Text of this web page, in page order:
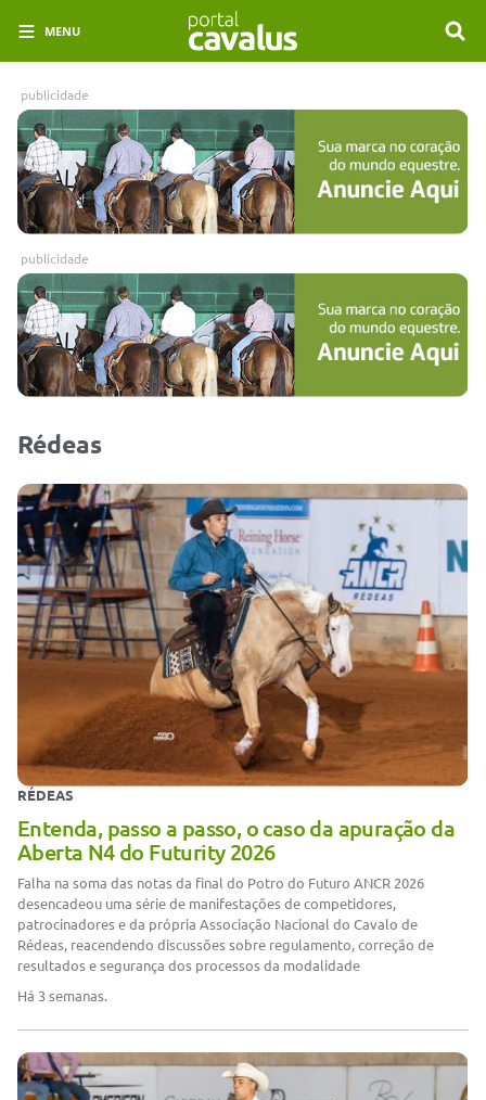
MENU
publicidade
publicidade
Rédeas
RÉDEAS
Entenda, passo a passo, o caso da apuração da
Aberta N4 do Futurity 2026
Falha na soma das notas da final do Potro do Futuro ANCR 2026
desencadeou uma série de manifestações de competidores,
patrocinadores e da própria Associação Nacional do Cavalo de
Rédeas, reacendendo discussões sobre regulamento, correção de
resultados e segurança dos processos da modalidade
Há 3 semanas.